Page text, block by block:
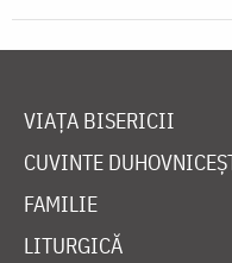
VIAȚA BISERICII
CUVINTE
FAMILIE
LITURGICĂ